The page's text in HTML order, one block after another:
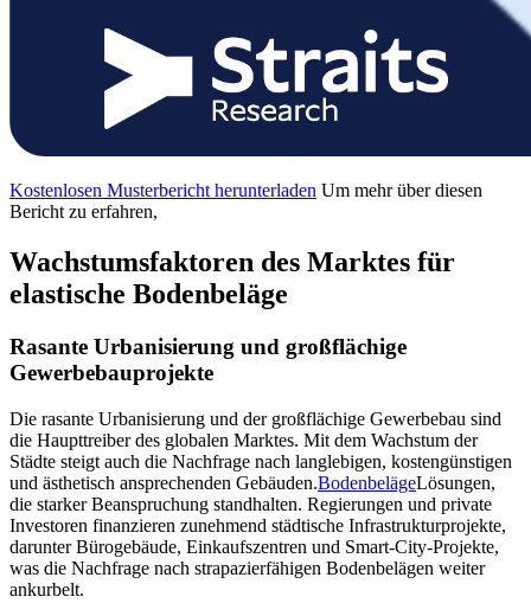
Kostenlosen Musterbericht herunterladen Um mehr über diesen
Bericht zu erfahren,
Wachstumsfaktoren des Marktes für
elastische Bodenbeläge
Rasante Urbanisierung und großflächige
Gewerbebauprojekte
Die rasante Urbanisierung und der großflächige Gewerbebau sind
die Haupttreiber des globalen Marktes. Mit dem Wachstum der
Städte steigt auch die Nachfrage nach langlebigen, kostengünstigen
und ästhetisch ansprechenden Gebäuden.BodenbelägeLösungen,
die starker Beanspruchung standhalten. Regierungen und private
Investoren finanzieren zunehmend städtische Infrastrukturprojekte,
darunter Bürogebäude, Einkaufszentren und Smart-City-Projekte,
was die Nachfrage nach strapazierfähigen Bodenbelägen weiter
ankurbelt.